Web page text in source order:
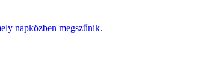
napközben megszűnik.